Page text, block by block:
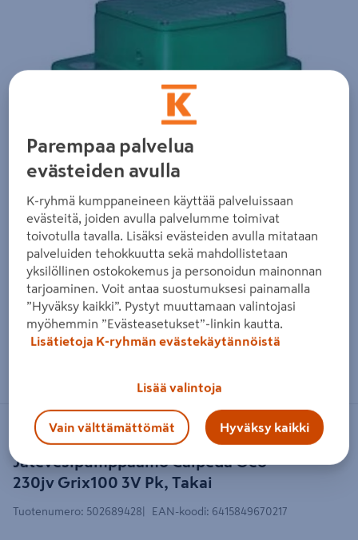
Jätevesipumppaamo Calpeda Geo
230jv Grix100 3V Pk, Takai
KMV-TUOTTEET
Tuotenumero: 502689428 EAN-koodi: 6415849670217
Parempaa palvelua
evästeiden avulla
K-ryhmä kumppaneineen käyttää palveluissaan
evästeitä, joiden avulla palvelumme toimivat
toivotulla tavalla. Lisäksi evästeiden avulla mitataan
palveluiden tehokkuutta sekä mahdollistetaan
yksilöllinen ostokokemus ja personoidun mainonnan
tarjoaminen. Voit antaa suostumuksesi painamalla
”Hyväksy kaikki”. Pystyt muuttamaan valintojasi
myöhemmin ”Evästeasetukset”-linkin kautta.
Lisätietoja K-ryhmän evästekäytännöistä
Lisää valintoja
Vain välttämättömät Hyväksy kaikki